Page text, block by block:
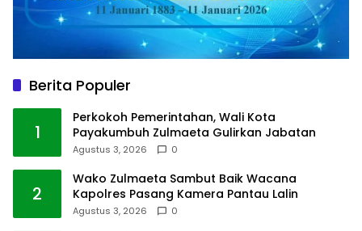
Berita Populer
1
Perkokoh Pemerintahan, Wali Kota
Payakumbuh Zulmaeta Gulirkan Jabatan
Agustus 3, 2026 0
2
Wako Zulmaeta Sambut Baik Wacana
Kapolres Pasang Kamera Pantau Lalin
Agustus 3, 2026 0